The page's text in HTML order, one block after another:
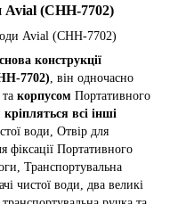
Avial (CHH-7702)
конструкції
7702), він одночасно
та корпусом Портативного
кріпляться всі інші
води, Отвір для
фіксації Портативного
Транспортувальна
чистої води, два великі